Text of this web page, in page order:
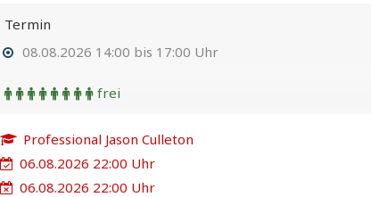
Termin
08.08.2026 14:00 bis 17:00 Uhr
frei
Professional Jason Culleton
06.08.2026 22:00 Uhr
06.08.2026 22:00 Uhr